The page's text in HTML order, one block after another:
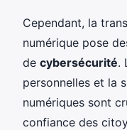
Cependant, la
numérique pose
de cybersécurité.
personnelles et la
numériques sont
confiance des